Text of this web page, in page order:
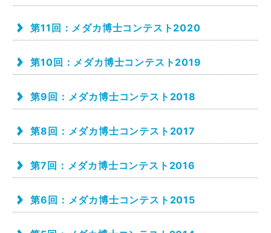
第11回：メダカ博士コンテスト2020
第10回：メダカ博士コンテスト2019
第9回：メダカ博士コンテスト2018
第8回：メダカ博士コンテスト2017
第7回：メダカ博士コンテスト2016
第6回：メダカ博士コンテスト2015